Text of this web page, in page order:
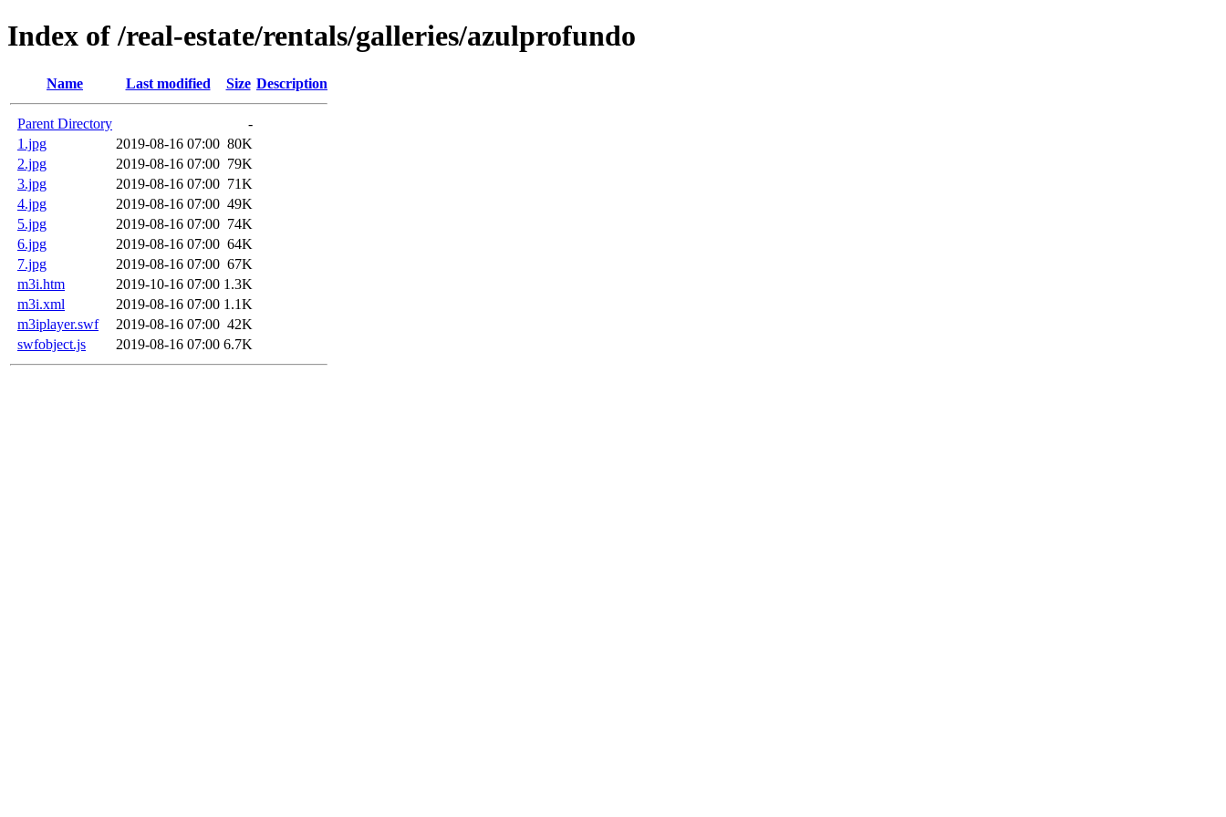
Index of /real-estate/rentals/galleries/azulprofundo
Name Last modified Size Description
Parent Directory
-
1.jpg
2019-08-16 07:00 80K
2.jpg
2019-08-16 07:00 79K
3.jpg
2019-08-16 07:00 71K
4.jpg
2019-08-16 07:00 49K
5.jpg
2019-08-16 07:00 74K
6.jpg
2019-08-16 07:00 64K
7.jpg
2019-08-16 07:00 67K
m3i.htm
2019-10-16 07:00 1.3K
m3i.xml
2019-08-16 07:00 1.1K
m3iplayer.swf
2019-08-16 07:00 42K
swfobject.js
2019-08-16 07:00 6.7K